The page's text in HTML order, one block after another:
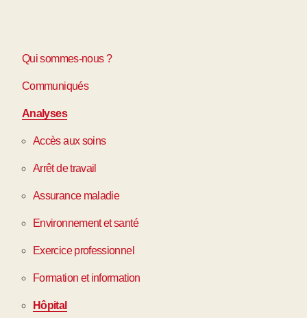
Qui sommes-nous ?
Communiqués
Analyses
Accès aux soins
Arrêt de travail
Assurance maladie
Environnement et santé
Exercice professionnel
Formation et information
Hôpital